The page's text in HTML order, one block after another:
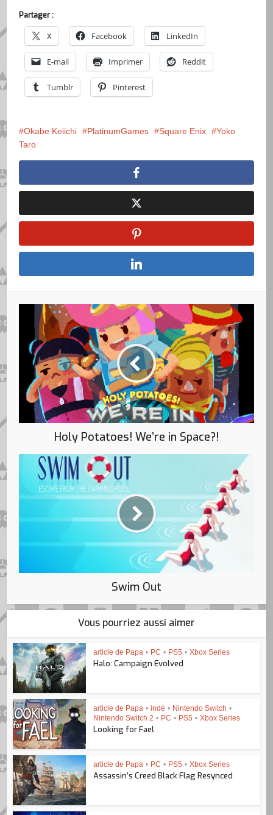
Partager :
X Facebook LinkedIn
E-mail Imprimer Reddit
Tumblr Pinterest
Okabe Keiichi PlatinumGames Square Enix
Yoko
Taro
Holy Potatoes! We’re in Space?!
Swim Out
Vous pourriez aussi aimer
article de Papa • PC • PS5 • Xbox Series
Halo: Campaign Evolved
article de Papa • indé • Nintendo Switch •
Nintendo Switch 2 • PC • PS5 • Xbox Series
Looking for Fael
article de Papa • PC • PS5 • Xbox Series
Assassin’s Creed Black Flag Resynced